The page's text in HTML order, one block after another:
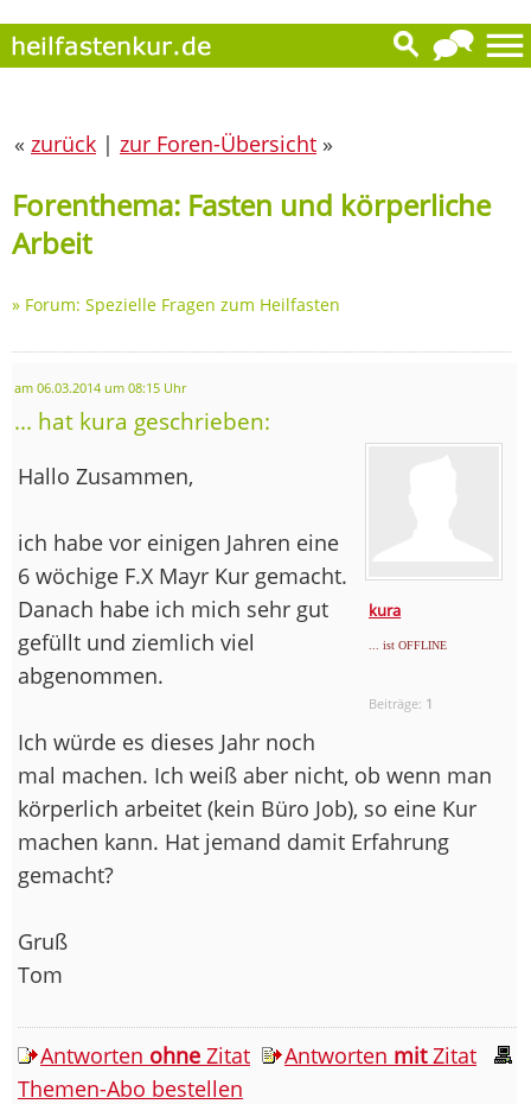
« zurück | zur Foren-Übersicht »
Forenthema: Fasten und körperliche
Arbeit
» Forum: Spezielle Fragen zum Heilfasten
am 06.03.2014 um 08:15 Uhr
... hat kura geschrieben:
kura
... ist OFFLINE
Beiträge: 1
Hallo Zusammen,
ich habe vor einigen Jahren eine
6 wöchige F.X Mayr Kur gemacht.
Danach habe ich mich sehr gut
gefüllt und ziemlich viel
abgenommen.
Ich würde es dieses Jahr noch
mal machen. Ich weiß aber nicht, ob wenn man
körperlich arbeitet (kein Büro Job), so eine Kur
machen kann. Hat jemand damit Erfahrung
gemacht?
Gruß
Tom
Antworten ohne Zitat Antworten mitZitat
Themen-Abo bestellen